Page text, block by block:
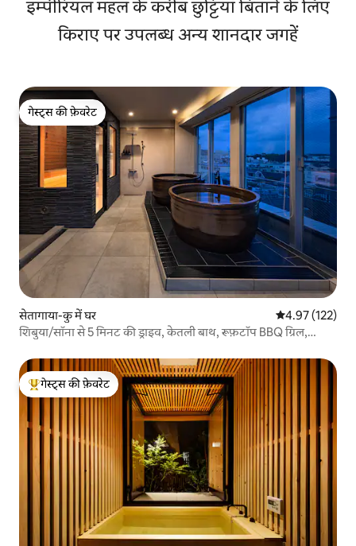
इम्पीरियल महल के करीब छुट्टियाँ बिताने के लिए
किराए पर उपलब्ध अन्य शानदार जगहें
गेस्ट्स की फ़ेवरेट
गेस्ट्स की फ़ेवरेट
सेतागाया-कु में घर औसत रेटिंग 5 में से
4.97 (122)
शिबुया/सॉना से 5 मिनट की ड्राइव, केतली बाथ, रूफ़टॉप BBQ ग्रिल,
दूरी पर
गेस्ट्स का टॉप फ़ेवरेट
गेस्ट्स की फ़ेवरेट